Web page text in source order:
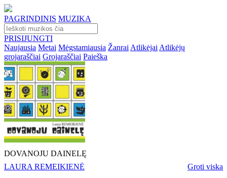
PAGRINDINIS MUZIKA
PRISIJUNGTI
Naujausia Metai Mėgstamiausia Žanrai Atlikėjai Atlikėjų
grojaraščiai Grojaraščiai Paieška
DOVANOJU DAINELĘ
LAURA REMEIKIENĖ
Groti viską